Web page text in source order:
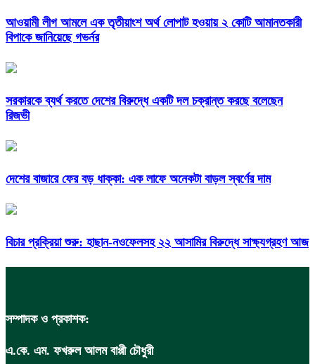
আওয়ামী লীগ আমলে এক তৃতীয়াংশ অর্থ লোপাট হওয়ায় ২ কোটি আমানতকারী
বিপাকে জানিয়েছে গভর্নর
সরকারকে ব্যর্থ করতে দেশের বিরুদ্ধে একটি দল চক্রান্ত করছে বলেছেন
রিজভী
দেশের বাজারে ফের বড় ধাক্কা: এক লাফে অনেকটা বাড়ল স্বর্ণের দাম
বিচার প্রক্রিয়া শুরু: হাছান-নওফেলসহ ২২ আসামির বিরুদ্ধে সাক্ষ্যগ্রহণ আজ
সম্পাদক ও প্রকাশক:
এ.কে. এম. ফখরুল আলম বাপ্পী চৌধুরী